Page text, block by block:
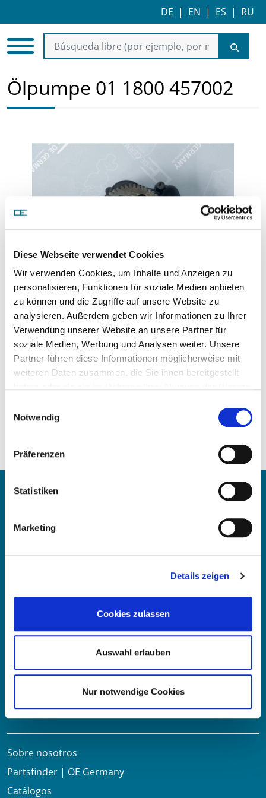
Diese Webseite verwendet Cookies
Wir verwenden Cookies, um Inhalte und Anzeigen zu
personalisieren, Funktionen für soziale Medien anbieten
zu können und die Zugriffe auf unsere Website zu
analysieren. Außerdem geben wir Informationen zu Ihrer
Verwendung unserer Website an unsere Partner für
soziale Medien, Werbung und Analysen weiter. Unsere
Partner führen diese Informationen möglicherweise mit
weiteren Daten zusammen, die Sie ihnen bereitgestellt
Notwendig
Präferenzen
Statistiken
Marketing
Details zeigen
Cookies zulassen
Auswahl erlauben
Nur notwendige Cookies
DE | EN | ES | RU
Ölpumpe 01 1800 457002
Precio a la carta
SOLICITAR ARTÍCULO
Números de comparación:
457 180 08 01
Contacte con
OE Germany GmbH
73730 Esslingen am Neckar​
Correo electrónico:info@oe-germany.de
Teléfono:+49 711 6276980
+49 711 62769851
Enlaces útiles
Sobre nosotros
Partsfinder | OE Germany
Catálogos